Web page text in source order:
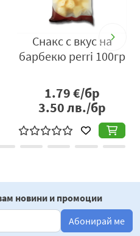
Снакс с вкус на
барбекю perri 100гр
1.79€/бр
3.50лв./бр
новини и промоции
Абонирай ме